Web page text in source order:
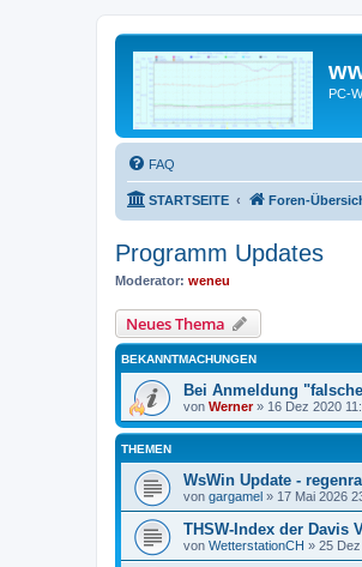
PC-
FAQ
STARTSEITE Foren-
Programm Updates
Moderator: weneu
Neues Thema
BEKANNTMACHUNGEN
Bei Anmeldung
von Werner» 16 Dez 2020
THEMEN
WsWin Update -
von gargamel » 17 Mai 2026
THSW-Index der Davis
von WetterstationCH » 25